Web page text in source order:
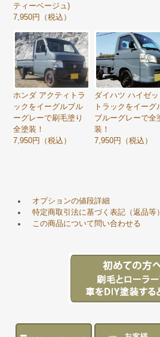
ティーベージュ)
7,950円（税込）
ホンダ アクティトラ
ックをイーグルブル
ーグレーで刷毛塗り
全塗装！
7,950円（税込）
ダイハツ ハイゼッ
トラックをイーグ
ブルーグレーで全
装！
7,950円（税込）
オプションの値段詳細
特定商取引法に基づく表記（返品等）
この商品について問い合わせる